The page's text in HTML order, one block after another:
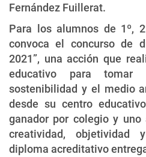
Fernández Fuillerat.
Para los alumnos de 1º,
convoca el concurso de
2021”, una acción que
educativo para tomar
sostenibilidad y el medio
desde su centro
ganador por colegio y uno
creatividad, objetividad
diploma acreditativo